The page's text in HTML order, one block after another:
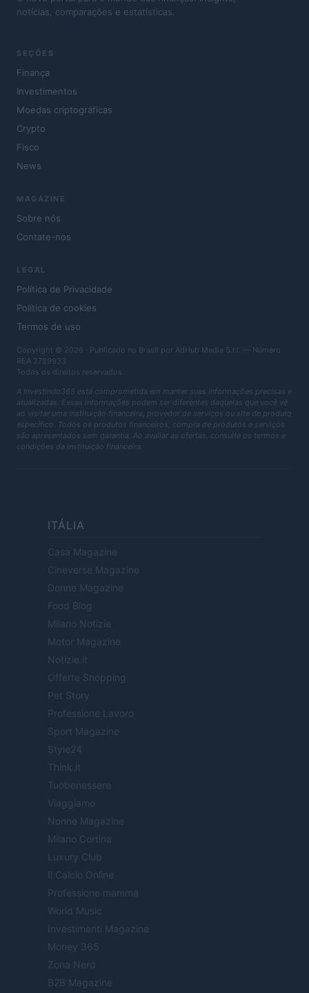
notícias, comparações e estatísticas.
SEÇÕES
Finança
Investimentos
Moedas criptográficas
Crypto
Fisco
News
MAGAZINE
Sobre nós
Contate-nos
LEGAL
Política de Privacidade
Política de cookies
Termos de uso
Copyright © 2026 · Publicado no Brasil por AdHub Media S.r.l. — Número
REA 2729933
Todos os direitos reservados
A Investindo365 está comprometida em manter suas informações precisas e
atualizadas. Essas informações podem ser diferentes daquelas que você vê
ao visitar uma instituição financeira, provedor de serviços ou site de produto
específico. Todos os produtos financeiros, compra de produtos e serviços
são apresentados sem garantia. Ao avaliar as ofertas, consulte os termos e
condições da instituição financeira.
ITÁLIA
Casa Magazine
Cineverse Magazine
Donne Magazine
Food Blog
Milano Notizie
Motor Magazine
Notizie.it
Offerte Shopping
Pet Story
Professione Lavoro
Sport Magazine
Style24
Think.it
Tuobenessere
Viaggiamo
Nonne Magazine
Milano Cortina
Luxury Club
Il Calcio Online
Professione mamma
World Music
Investimenti Magazine
Money 365
Zona Nerd
B2B Magazine